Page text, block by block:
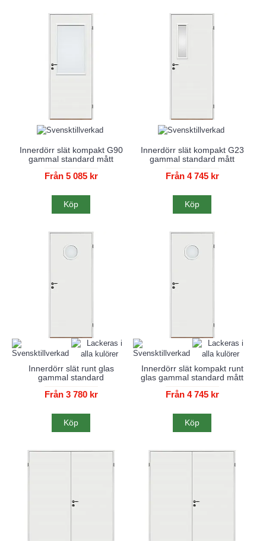
Innerdörr slät kompakt G90
gammal standard mått
Från 5 085 kr
Köp
Innerdörr slät kompakt G23
gammal standard mått
Från 4 745 kr
Köp
Innerdörr slät runt glas
gammal standard
Från 3 780 kr
Köp
Innerdörr slät kompakt runt
glas gammal standard mått
Från 4 745 kr
Köp